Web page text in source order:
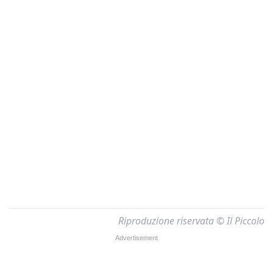
Riproduzione riservata © Il Piccolo